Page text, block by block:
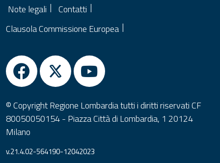
Note legali
Contatti
Clausola Commissione Europea
© Copyright Regione Lombardia tutti i diritti riservati CF
80050050154 - Piazza Città di Lombardia, 1 20124
Milano
v.21.4.02-564190-12042023